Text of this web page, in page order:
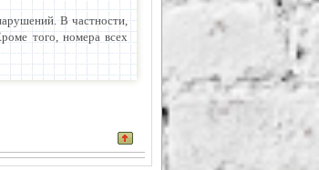
В частности,
того, номера всех